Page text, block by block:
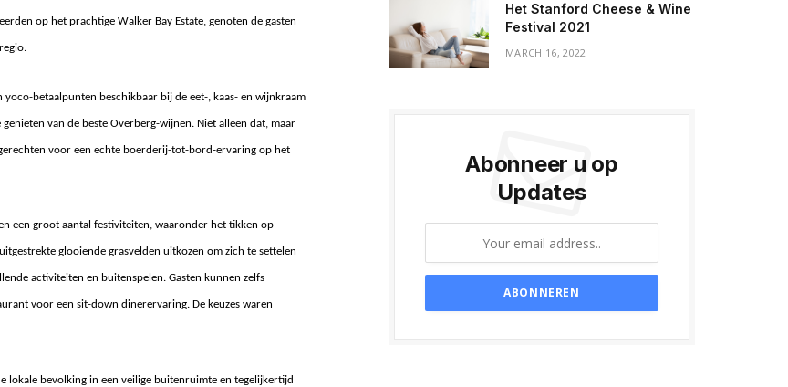
op het prachtige Walker Bay Estate, genoten de gasten
betaalpunten beschikbaar bij de eet-, kaas- en wijnkraam
van de beste Overberg-wijnen. Niet alleen dat, maar
voor een echte boerderij-tot-bord-ervaring op het
een groot aantal festiviteiten, waaronder het tikken op
glooiende grasvelden uitkozen om zich te settelen
activiteiten en buitenspelen. Gasten kunnen zelfs
voor een sit-down dinerervaring. De keuzes waren
lokale bevolking in een veilige buitenruimte en tegelijkertijd
Het Stanford Cheese & Wine
Festival 2021
MARCH 16, 2022
Abonneer u op
Updates